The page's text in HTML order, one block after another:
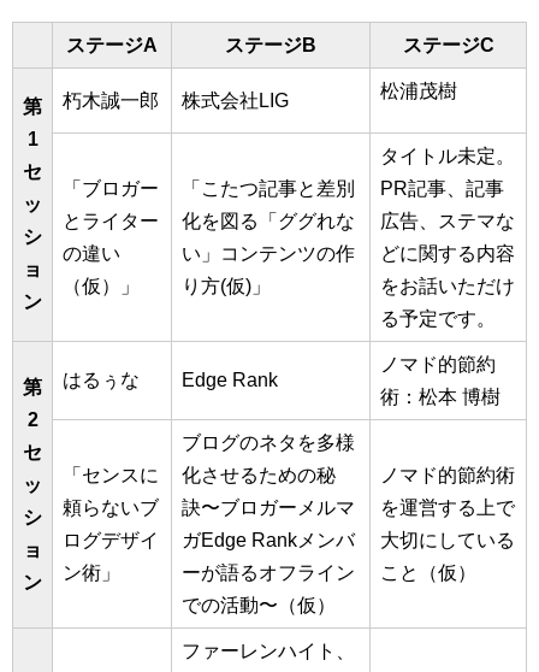
ステージA ステージB ステージC
第
1
セ
ッ
シ
ョ
ン
朽木誠一郎 株式会社LIG 松浦茂樹
「ブロガー
とライター
の違い
（仮）」
「こたつ記事と差別
化を図る「ググれな
い」コンテンツの作
り方(仮)」
タイトル未定。
PR記事、記事
広告、ステマな
どに関する内容
をお話いただけ
る予定です。
第
2
セ
ッ
シ
ョ
ン
はるぅな Edge Rank
ノマド的節約
術：松本 博樹
「センスに
頼らないブ
ログデザイ
ン術」
ブログのネタを多様
化させるための秘
訣〜ブロガーメルマ
ガEdge Rankメンバ
ーが語るオフライン
での活動〜（仮）
ノマド的節約術
を運営する上で
大切にしている
こと（仮）
ファーレンハイト、